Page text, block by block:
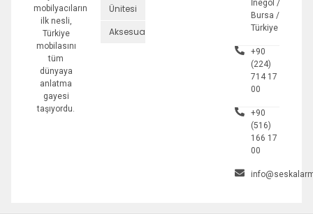
mobilyacıların
ilk nesli,
Türkiye
mobilasını
tüm
dünyaya
anlatma
gayesi
taşıyordu.
Ünitesi
Aksesuarlar
İnegöl /
Bursa /
Türkiye
+90
(224)
714 17
00
+90
(516)
166 17
00